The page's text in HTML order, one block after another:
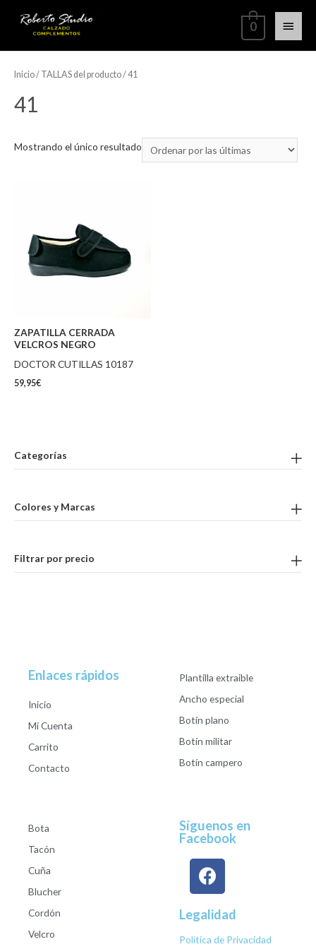
0
Categorías
Colores y Marcas
Filtrar por precio
Inicio/ TALLAS del producto / 41
41
Mostrando el único resultado
ZAPATILLA CERRADA
VELCROS NEGRO
DOCTOR CUTILLAS 10187
59,95€
Enlaces rápidos
Inicio
Mi Cuenta
Carrito
Contacto
Plantilla extraible
Ancho especial
Botín plano
Botín militar
Botín campero
Bota
Tacón
Cuña
Blucher
Cordón
Velcro
Síguenos en
Facebook
Legalidad
Política de Privacidad